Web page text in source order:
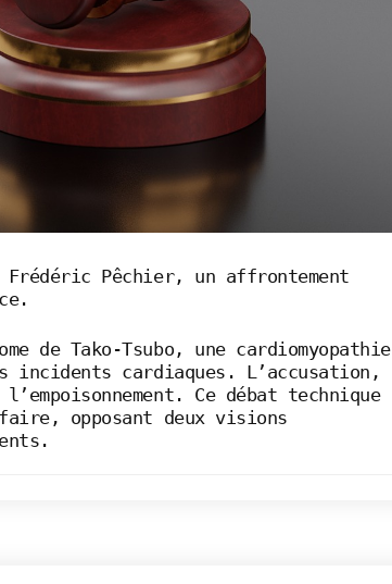
Pêchier, un affrontement
de Tako-Tsubo, une cardiomyopathie
cardiaques. L’accusation,
Ce débat technique
opposant deux visions